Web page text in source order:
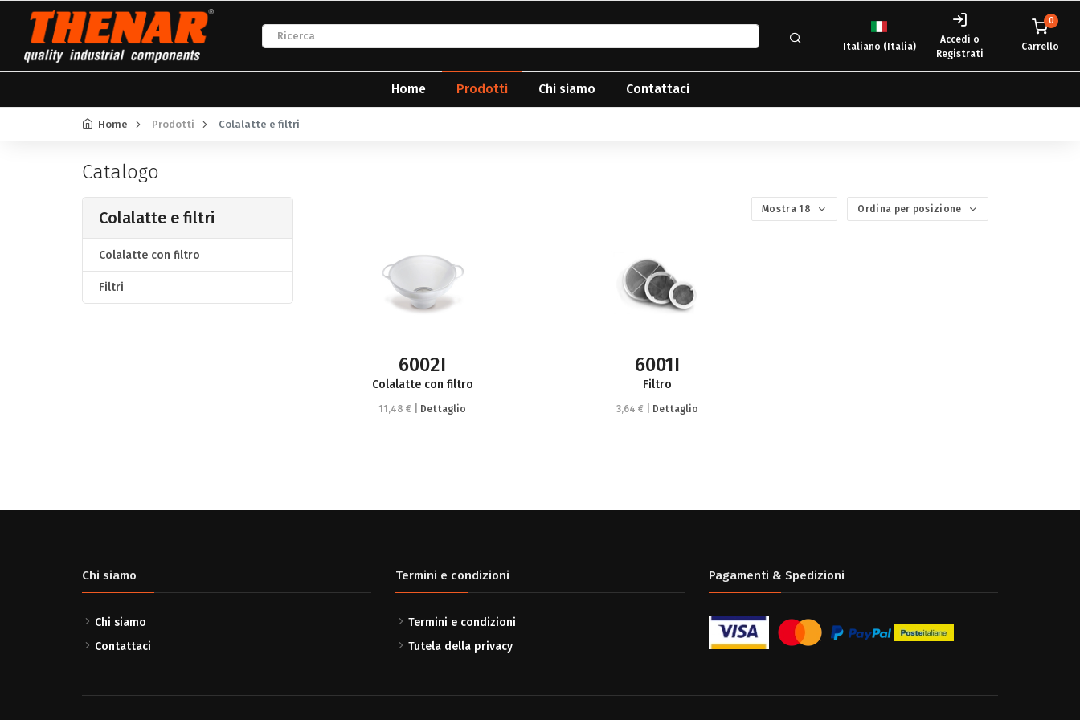
Italiano (Italia)
Accedi o
Registrati
0
Carrello
Home Prodotti Chi siamo Contattaci
Home Prodotti Colalatte e filtri
Catalogo
Colalatte e filtri
Colalatte con filtro
Filtri
Mostra 18 Ordina per posizione
6002I
Colalatte con filtro
11,48 € | Dettaglio
6001I
Filtro
3,64 € | Dettaglio
Chi siamo
Chi siamo
Contattaci
Termini e condizioni
Termini e condizioni
Tutela della privacy
Pagamenti & Spedizioni